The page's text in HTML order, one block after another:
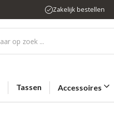
Zakelijk bestellen
Tassen Accessoires